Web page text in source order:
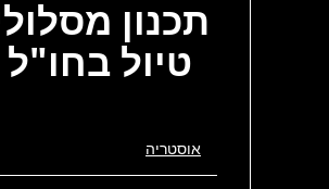
תכנון
טיול בחו"ל
אוסטריה